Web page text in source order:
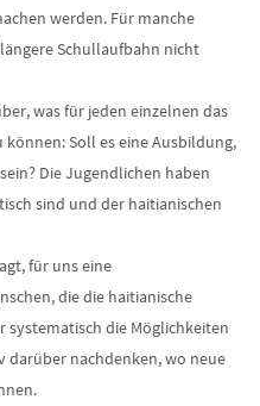
werden. Für manche
Schullaufbahn nicht
was für jeden einzelnen das
Soll es eine Ausbildung,
Die Jugendlichen haben
sind und der haitianischen
für uns eine
die die haitianische
die Möglichkeiten
darüber nachdenken, wo neue